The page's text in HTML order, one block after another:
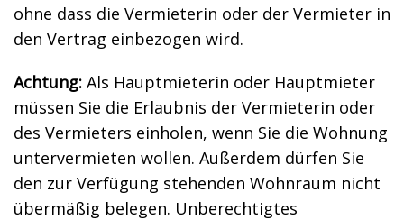
ohne dass die Vermieterin oder der Vermieter in
den Vertrag einbezogen wird.
Achtung: Als Hauptmieterin oder Hauptmieter
müssen Sie die Erlaubnis der Vermieterin oder
des Vermieters einholen, wenn Sie die Wohnung
untervermieten wollen. Außerdem dürfen Sie
den zur Verfügung stehenden Wohnraum nicht
übermäßig belegen. Unberechtigtes